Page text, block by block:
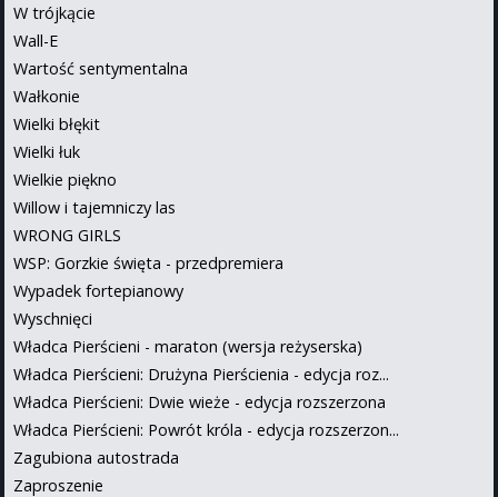
W trójkącie
Wall-E
Wartość sentymentalna
Wałkonie
Wielki błękit
Wielki łuk
Wielkie piękno
Willow i tajemniczy las
WRONG GIRLS
WSP: Gorzkie święta - przedpremiera
Wypadek fortepianowy
Wyschnięci
Władca Pierścieni - maraton (wersja reżyserska)
Władca Pierścieni: Drużyna Pierścienia - edycja roz...
Władca Pierścieni: Dwie wieże - edycja rozszerzona
Władca Pierścieni: Powrót króla - edycja rozszerzon...
Zagubiona autostrada
Zaproszenie